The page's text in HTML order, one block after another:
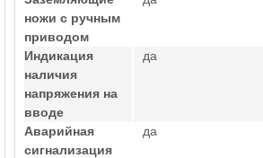
ножи с ручным
приводом
Индикация
наличия
напряжения на
вводе
да
Аварийная
сигнализация
да